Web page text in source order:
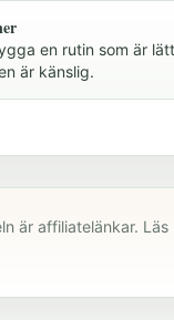
en rutin som är
är känslig.
är affiliatelänkar. Läs